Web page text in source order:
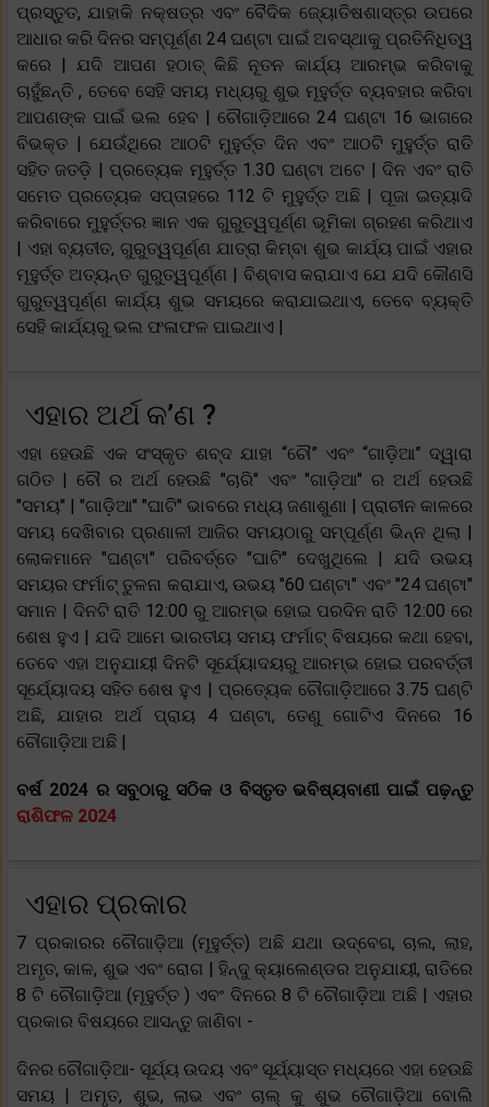
ପ୍ରସ୍ତୁତ, ଯାହାକି ନକ୍ଷତ୍ର ଏବଂ ବୈଦିକ ଜ୍ୟୋତିଷଶାସ୍ତ୍ର ଉପରେ
ଆଧାର କରି ଦିନର ସମ୍ପୂର୍ଣ୍ଣ 24 ଘଣ୍ଟା ପାଇଁ ଅବସ୍ଥାକୁ ପ୍ରତିନିଧିତ୍ୱ
କରେ | ଯଦି ଆପଣ ହଠାତ୍ କିଛି ନୂତନ କାର୍ଯ୍ୟ ଆରମ୍ଭ କରିବାକୁ
ଚାହୁଁଛନ୍ତି , ତେବେ ସେହି ସମୟ ମଧ୍ୟରୁ ଶୁଭ ମୂହୁର୍ତ୍ତ ବ୍ୟବହାର କରିବା
ଆପଣଙ୍କ ପାଇଁ ଭଲ ହେବ | ଚୌଗାଡ଼ିଆରେ 24 ଘଣ୍ଟା 16 ଭାଗରେ
ବିଭକ୍ତ | ଯେଉଁଥିରେ ଆଠଟି ମୁହୁର୍ତ୍ତ ଦିନ ଏବଂ ଆଠଟି ମୁହୁର୍ତ୍ତ ରାତି
ସହିତ ଜତଡ଼ି | ପ୍ରତ୍ୟେକ ମୂହୁର୍ତ୍ତ 1.30 ଘଣ୍ଟା ଅଟେ | ଦିନ ଏବଂ ରାତି
ସମେତ ପ୍ରତ୍ୟେକ ସପ୍ତାହରେ 112 ଟି ମୁହୁର୍ତ୍ତ ଅଛି | ପୂଜା ଇତ୍ୟାଦି
କରିବାରେ ମୁହୁର୍ତ୍ତର ଜ୍ଞାନ ଏକ ଗୁରୁତ୍ୱପୂର୍ଣ୍ଣ ଭୂମିକା ଗ୍ରହଣ କରିଥାଏ
| ଏହା ବ୍ୟତୀତ, ଗୁରୁତ୍ୱପୂର୍ଣ୍ଣ ଯାତ୍ରା କିମ୍ବା ଶୁଭ କାର୍ଯ୍ୟ ପାଇଁ ଏହାର
ମୂହୁର୍ତ୍ତ ଅତ୍ୟନ୍ତ ଗୁରୁତ୍ୱପୂର୍ଣ୍ଣ | ବିଶ୍ବାସ କରାଯାଏ ଯେ ଯଦି କୌଣସି
ଗୁରୁତ୍ୱପୂର୍ଣ୍ଣ କାର୍ଯ୍ୟ ଶୁଭ ସମୟରେ କରାଯାଇଥାଏ, ତେବେ ବ୍ୟକ୍ତି
ସେହି କାର୍ଯ୍ୟରୁ ଭଲ ଫଳାଫଳ ପାଇଥାଏ |
ଏହାର ଅର୍ଥ କ’ଣ ?
ଏହା ହେଉଛି ଏକ ସଂସ୍କୃତ ଶବ୍ଦ ଯାହା “ଚୌ” ଏବଂ “ଗାଡ଼ିଆ” ଦ୍ୱାରା
ଗଠିତ | ଚୌ ର ଅର୍ଥ ହେଉଛି "ଚାରି" ଏବଂ "ଗାଡ଼ିଆ" ର ଅର୍ଥ ହେଉଛି
"ସମୟ" | "ଗାଡ଼ିଆ" "ଘାଟି" ଭାବରେ ମଧ୍ୟ ଜଣାଶୁଣା | ପ୍ରାଚୀନ କାଳରେ
ସମୟ ଦେଖିବାର ପ୍ରଣାଳୀ ଆଜିର ସମୟଠାରୁ ସମ୍ପୂର୍ଣ୍ଣ ଭିନ୍ନ ଥିଲା |
ଲୋକମାନେ "ଘଣ୍ଟା" ପରିବର୍ତ୍ତେ "ଘାଟି" ଦେଖୁଥିଲେ | ଯଦି ଉଭୟ
ସମୟର ଫର୍ମାଟ୍ ତୁଳନା କରାଯାଏ, ଉଭୟ "60 ଘଣ୍ଟା" ଏବଂ "24 ଘଣ୍ଟା"
ସମାନ | ଦିନଟି ରାତି 12:00 ରୁ ଆରମ୍ଭ ହୋଇ ପରଦିନ ରାତି 12:00 ରେ
ଶେଷ ହୁଏ | ଯଦି ଆମେ ଭାରତୀୟ ସମୟ ଫର୍ମାଟ୍ ବିଷୟରେ କଥା ହେବା,
ତେବେ ଏହା ଅନୁଯାୟୀ ଦିନଟି ସୂର୍ଯ୍ୟୋଦୟରୁ ଆରମ୍ଭ ହୋଇ ପରବର୍ତ୍ତୀ
ସୂର୍ଯ୍ୟୋଦୟ ସହିତ ଶେଷ ହୁଏ | ପ୍ରତ୍ୟେକ ଚୌଗାଡ଼ିଆରେ 3.75 ଘଣ୍ଟି
ଅଛି, ଯାହାର ଅର୍ଥ ପ୍ରାୟ 4 ଘଣ୍ଟା, ତେଣୁ ଗୋଟିଏ ଦିନରେ 16
ଚୌଗାଡ଼ିଆ ଅଛି |
ବର୍ଷ 2024 ର ସବୁଠାରୁ ସଠିକ ଓ ବିସ୍ତୃତ ଭବିଷ୍ୟବାଣୀ ପାଇଁ ପଢ଼ନ୍ତୁ
ରାଶିଫଳ 2024
ଏହାର ପ୍ରକାର
7 ପ୍ରକାରର ଚୌଗାଡ଼ିଆ (ମୂହୁର୍ତ୍ତ) ଅଛି ଯଥା ଉଦ୍ବେଗ, ଚାଲ, ଲାହ,
ଅମୃତ, କାଳ, ଶୁଭ ଏବଂ ରୋଗ | ହିନ୍ଦୁ କ୍ୟାଲେଣ୍ଡର ଅନୁଯାୟୀ, ରାତିରେ
8 ଟି ଚୌଗାଡ଼ିଆ (ମୂହୁର୍ତ୍ତ ) ଏବଂ ଦିନରେ 8 ଟି ଚୌଗାଡ଼ିଆ ଅଛି | ଏହାର
ପ୍ରକାର ବିଷୟରେ ଆସନ୍ତୁ ଜାଣିବା -
ଦିନର ଚୌଗାଡ଼ିଆ- ସୂର୍ଯ୍ୟ ଉଦୟ ଏବଂ ସୂର୍ଯ୍ୟାସ୍ତ ମଧ୍ୟରେ ଏହା ହେଉଛି
ସମୟ | ଅମୃତ, ଶୁଭ, ଲାଭ ଏବଂ ଚାଲ୍ କୁ ଶୁଭ ଚୌଗାଡ଼ିଆ ବୋଲି